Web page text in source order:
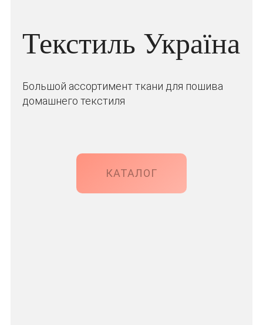
Текстиль Україна
Большой ассортимент ткани для пошива
домашнего текстиля
КАТАЛОГ